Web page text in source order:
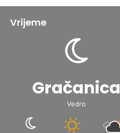
Vrijeme
Gračanica
Vedro